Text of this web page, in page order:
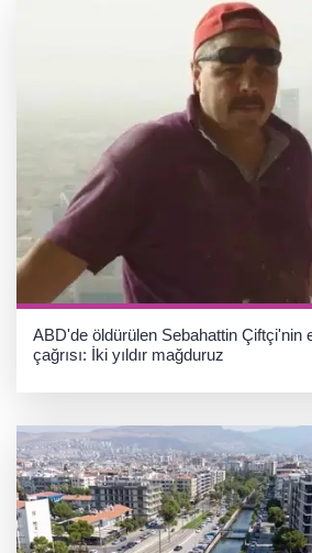
ABD'de öldürülen Sebahattin Çiftçi'nin
çağrısı: İki yıldır mağduruz